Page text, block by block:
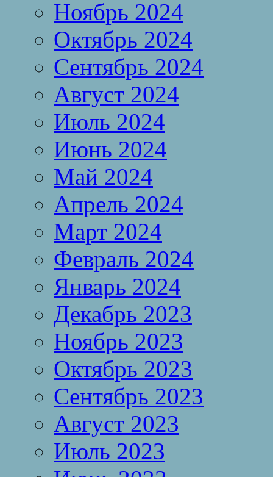
Ноябрь 2024
Октябрь 2024
Сентябрь 2024
Август 2024
Июль 2024
Июнь 2024
Май 2024
Апрель 2024
Март 2024
Февраль 2024
Январь 2024
Декабрь 2023
Ноябрь 2023
Октябрь 2023
Сентябрь 2023
Август 2023
Июль 2023